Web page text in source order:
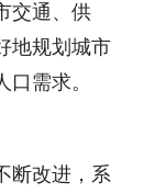
交通、供
地规划城市
需求。
断改进，系